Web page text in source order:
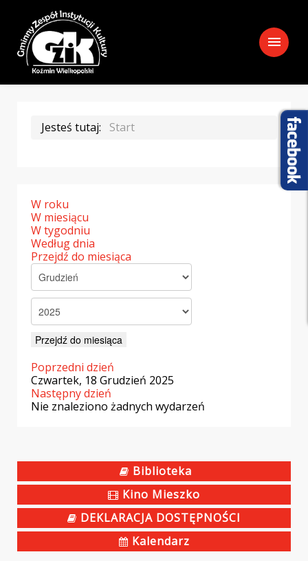
menu
Jesteś tutaj: Start
W roku
W miesiącu
W tygodniu
Według dnia
Przejdź do miesiąca
Przejdź do miesiąca
Poprzedni dzień
Czwartek, 18 Grudzień 2025
Następny dzień
Nie znaleziono żadnych wydarzeń
Biblioteka
Kino Mieszko
DEKLARACJA DOSTĘPNOŚCI
Kalendarz